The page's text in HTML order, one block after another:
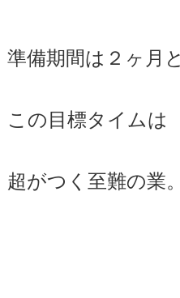
準備期間は２ヶ月
この目標タイムは
超がつく至難の業。